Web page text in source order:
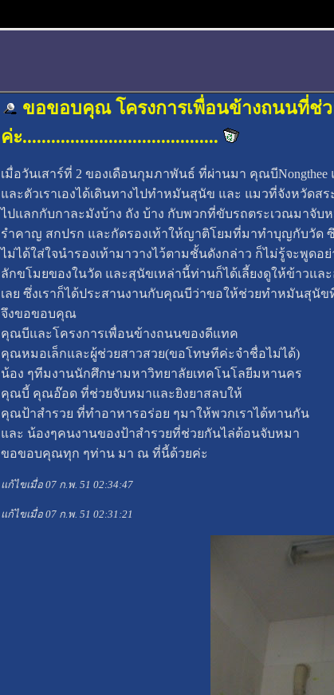
ขอขอบคุณ โครงการเพื่อนข้างถนนที่ช่
ค่ะ.........................................
เมื่อวันเสาร์ที่ 2 ของเดือนกุมภาพันธ์ ที่ผ่านมา คุณบี
และตัวเราเองได้เดินทางไปทำหมันสุนัข และ แมวที่จังหวัด
ไปแลกกับกาละมังบ้าง ถัง บ้าง กับพวกที่ขับรถตระเวณมาจับ
รำคาญ สกปรก และกัดรองเท้าให้ญาติโยมที่มาทำบุญกับวัด
ไม่ได้ใส่ใจนำรองเท้ามาวางไว้ตามชั้นดังกล่าว ก็ไม่รู้จะพูด
ลักขโมยของในวัด และสุนัขเหล่านี้ท่านก็ได้เลี้ยงดูให้ข้าวแล
เลย ซึ่งเราก็ได้ประสานงานกับคุณบีว่าขอให้ช่วยทำหมันสุนั
จึงขอขอบคุณ
คุณบีและโครงการเพื่อนข้างถนนของดีแทค
คุณหมอเล็กและผู้ช่วยสาวสวย(ขอโทษทีค่ะจำชื่อไม่ได้)
น้อง ๆทีมงานนักศึกษามหาวิทยาลัยเทคโนโลยีมหานคร
คุณบี้ คุณอ๊อด ที่ช่วยจับหมาและยิงยาสลบให้
คุณป้าสำรวย ที่ทำอาหารอร่อย ๆมาให้พวกเราได้ทานกัน
และ น้องๆคนงานของป้าสำรวยที่ช่วยกันไล่ต้อนจับหมา
ขอขอบคุณทุก ๆท่าน มา ณ ที่นี้ด้วยค่ะ
แก้ไขเมื่อ 07 ก.พ. 51 02:34:47
แก้ไขเมื่อ 07 ก.พ. 51 02:31:21